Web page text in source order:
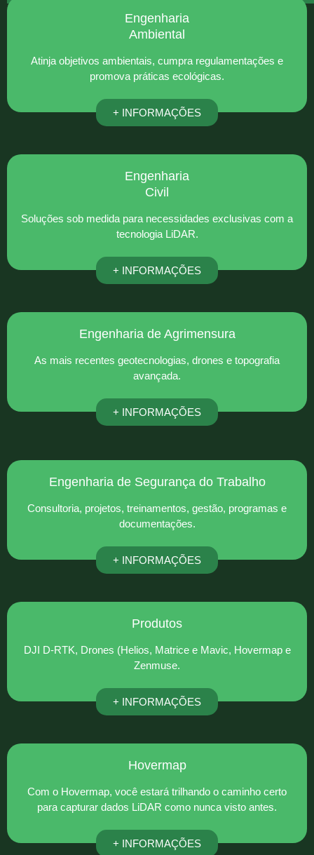
Engenharia
Ambiental
Atinja objetivos ambientais, cumpra regulamentações e
promova práticas ecológicas.
+ INFORMAÇÕES
Engenharia
Civil
Soluções sob medida para necessidades exclusivas com a
tecnologia LiDAR.
+ INFORMAÇÕES
Engenharia de Agrimensura
As mais recentes geotecnologias, drones e topografia
avançada.
+ INFORMAÇÕES
Engenharia de Segurança do Trabalho
Consultoria, projetos, treinamentos, gestão, programas e
documentações.
+ INFORMAÇÕES
Produtos
DJI D-RTK, Drones (Helios, Matrice e Mavic, Hovermap e
Zenmuse.
+ INFORMAÇÕES
Hovermap
Com o Hovermap, você estará trilhando o caminho certo
para capturar dados LiDAR como nunca visto antes.
+ INFORMAÇÕES